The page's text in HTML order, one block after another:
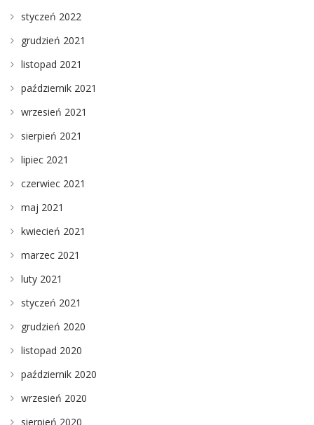
styczeń 2022
grudzień 2021
listopad 2021
październik 2021
wrzesień 2021
sierpień 2021
lipiec 2021
czerwiec 2021
maj 2021
kwiecień 2021
marzec 2021
luty 2021
styczeń 2021
grudzień 2020
listopad 2020
październik 2020
wrzesień 2020
sierpień 2020